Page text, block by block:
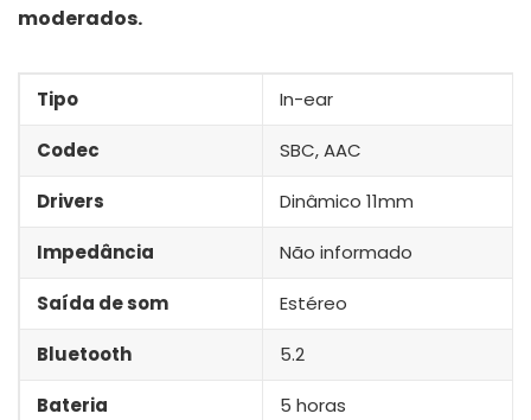
moderados.
Tipo In-ear
Codec SBC, AAC
Drivers Dinâmico 11mm
Impedância Não informado
Saída de som Estéreo
Bluetooth 5.2
Bateria 5 horas